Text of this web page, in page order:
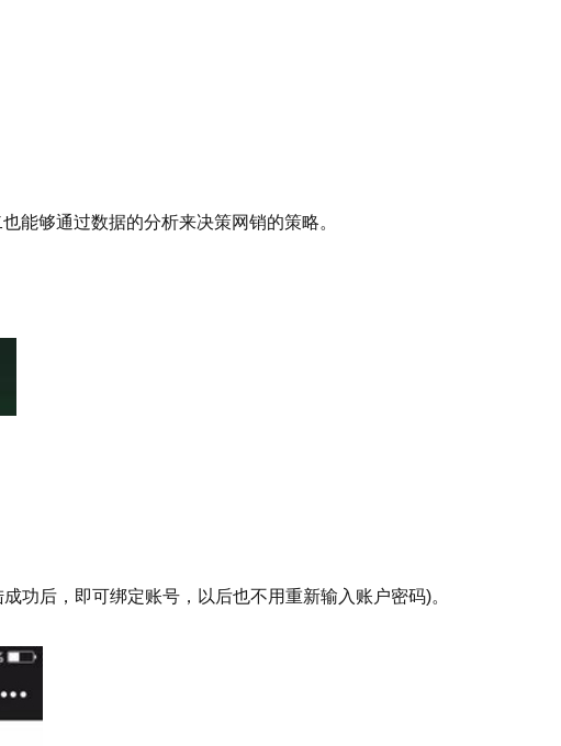
够通过数据的分析来决策网销的策略。
后，即可绑定账号，以后也不用重新输入账户密码)。